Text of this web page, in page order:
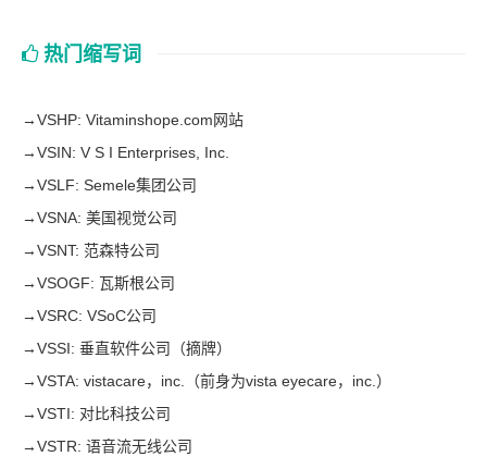
热门缩写词
→VSHP: Vitaminshope.com网站
→VSIN: V S I Enterprises, Inc.
→VSLF: Semele集团公司
→VSNA: 美国视觉公司
→VSNT: 范森特公司
→VSOGF: 瓦斯根公司
→VSRC: VSoC公司
→VSSI: 垂直软件公司（摘牌）
→VSTA: vistacare，inc.（前身为vista eyecare，inc.）
→VSTI: 对比科技公司
→VSTR: 语音流无线公司